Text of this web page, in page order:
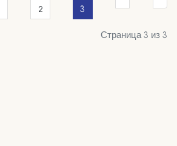
2 3
Страница 3 из 3